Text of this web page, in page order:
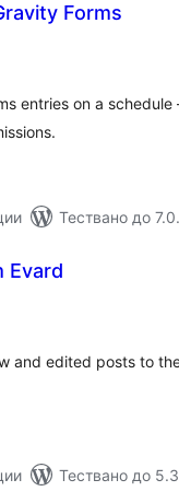
Forms
entries on a
Тествано до
Evard
and edited posts to
Тествано до